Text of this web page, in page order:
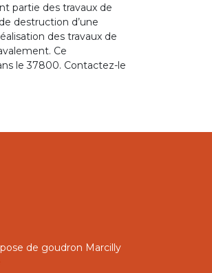
partie des travaux de
destruction d’une
des travaux de
Ce
le 37800. Contactez-le
de goudron Marcilly